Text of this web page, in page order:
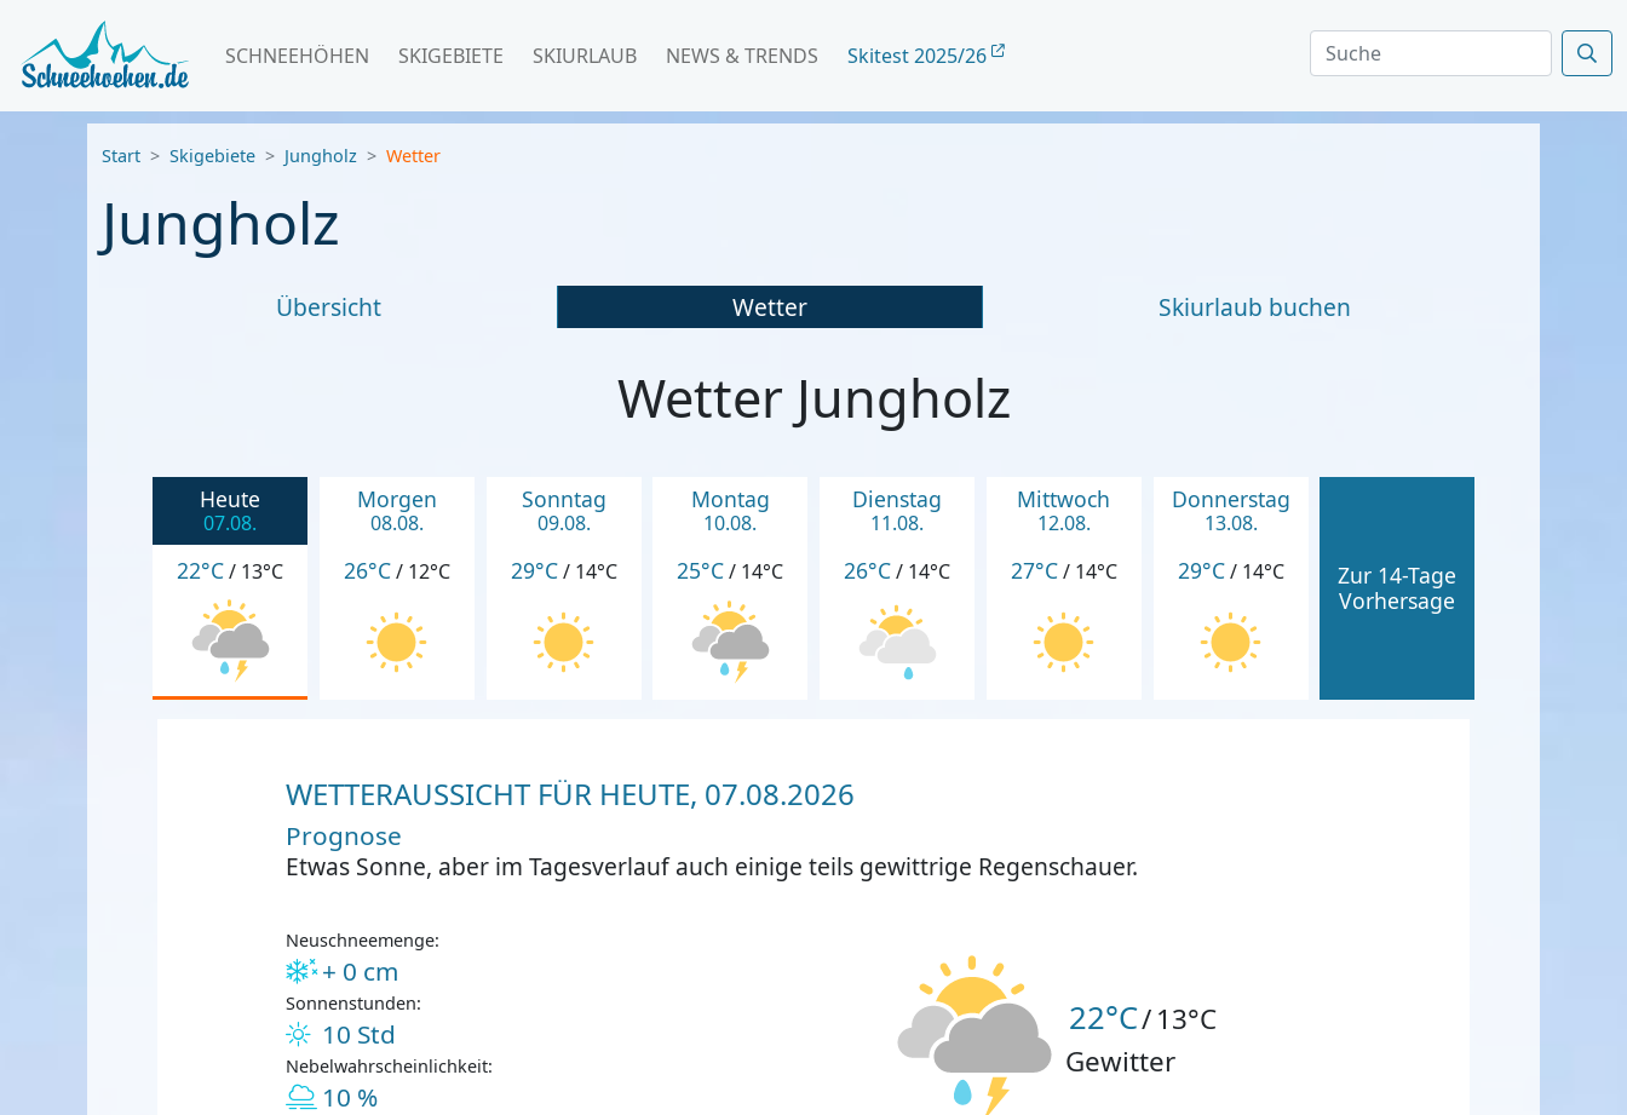
SCHNEEHÖHEN SKIGEBIETE SKIURLAUB NEWS & TRENDS Skitest 2025/26
Start Skigebiete Jungholz Wetter
Jungholz
Übersicht Wetter Skiurlaub buchen
Wetter Jungholz
Heute
07.08.
22°C/ 13°C
Morgen
08.08.
26°C/ 12°C
Sonntag
09.08.
29°C/ 14°C
Montag
10.08.
25°C/ 14°C
Dienstag
11.08.
26°C/ 14°C
Mittwoch
12.08.
27°C/ 14°C
Donnerstag
13.08.
29°C/ 14°C
Zur 14-Tage
Vorhersage
WETTERAUSSICHT FÜR HEUTE, 07.08.2026
Prognose
Etwas Sonne, aber im Tagesverlauf auch einige teils gewittrige Regenschauer.
Neuschneemenge:
+ 0 cm
Sonnenstunden:
10 Std
Nebelwahrscheinlichkeit:
10 %
22°C/13°C
Gewitter